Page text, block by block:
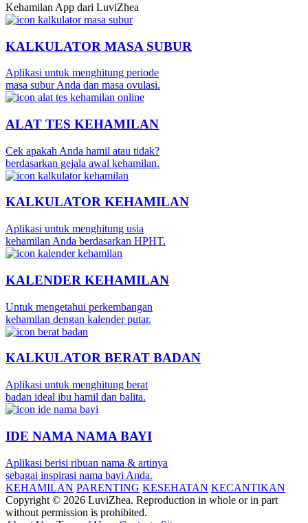
Kehamilan App dari LuviZhea
KALKULATOR MASA SUBUR
Aplikasi untuk menghitung periode
masa subur Anda dan masa ovulasi.
ALAT TES KEHAMILAN
Cek apakah Anda hamil atau tidak?
berdasarkan gejala awal kehamilan.
KALKULATOR KEHAMILAN
Aplikasi untuk menghitung usia
kehamilan Anda berdasarkan HPHT.
KALENDER KEHAMILAN
Untuk mengetahui perkembangan
kehamilan dengan kalender putar.
KALKULATOR BERAT BADAN
Aplikasi untuk menghitung berat
badan ideal ibu hamil dan balita.
IDE NAMA NAMA BAYI
Aplikasi berisi ribuan nama & artinya
sebagai inspirasi nama bayi Anda.
KEHAMILAN PARENTING KESEHATAN KECANTIKAN
Copyright © 2026 LuviZhea. Reproduction in whole or in part
without permission is prohibited.